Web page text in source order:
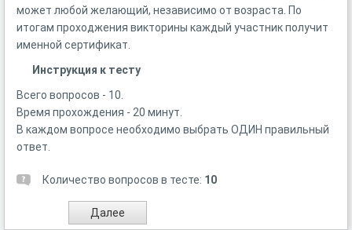
может любой желающий, независимо от возраста. По
итогам проходжения викторины каждый участник получит
именной сертификат.
Инструкция к тесту
Всего вопросов - 10.
Время прохождения - 20 минут.
В каждом вопросе необходимо выбрать ОДИН правильный
ответ.
Количество вопросов в тесте: 10